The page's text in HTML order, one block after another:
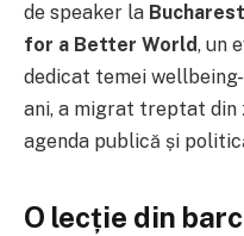
de speaker la
for a Better World, un
dedicat temei
ani, a migrat treptat din
agenda publică și
O lecție din